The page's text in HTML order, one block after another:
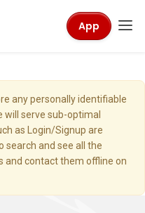
App
any personally identifiable
serve sub-optimal
as Login/Signup are
search and see all the
and contact them offline on